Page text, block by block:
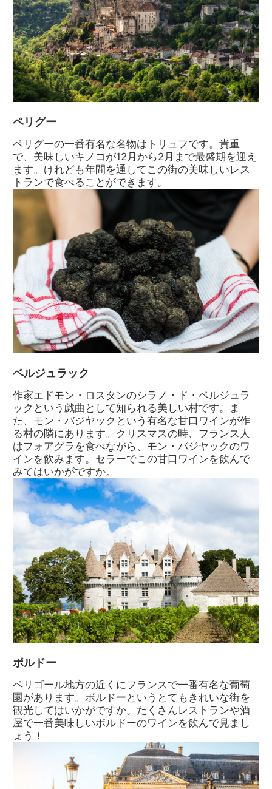
ペリグー
ペリグーの一番有名な名物はトリュフです。貴重
で、美味しいキノコが12月から2月まで最盛期を迎え
ます。けれども年間を通してこの街の美味しいレス
トランで食べることができます。
ベルジュラック
作家エドモン・ロスタンのシラノ・ド・ベルジュラ
ックという戯曲として知られる美しい村です。ま
た、モン・バジヤックという有名な甘口ワインが作
る村の隣にあります。クリスマスの時、フランス人
はフォアグラを食べながら、モン・バジヤックのワ
インを飲みます。セラーでこの甘口ワインを飲んで
みてはいかがですか。
ボルドー
ペリゴール地方の近くにフランスで一番有名な葡萄
園があります。ボルドーというとてもきれいな街を
観光してはいかがですか。たくさんレストランや酒
屋で一番美味しいボルドーのワインを飲んで見まし
ょう！